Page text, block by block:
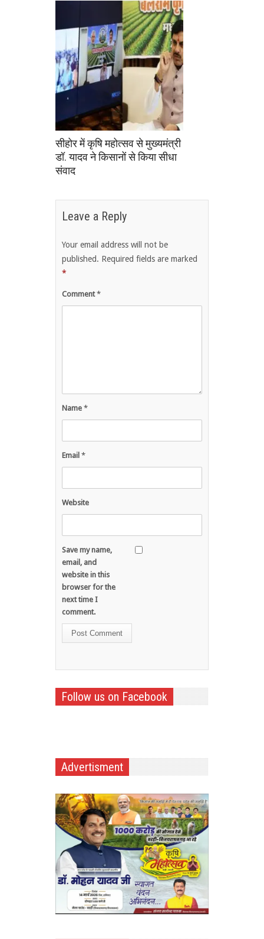
सीहोर में कृषि महोत्सव से मुख्यमंत्री
डॉ. यादव ने किसानों से किया सीधा
संवाद
Leave a Reply
Your email address will not be
published. Required fields are marked
*
Comment*
Name *
Email *
Website
Save my name,
email, and
website in this
browser for the
next time I
comment.
Follow us on Facebook
Advertisment